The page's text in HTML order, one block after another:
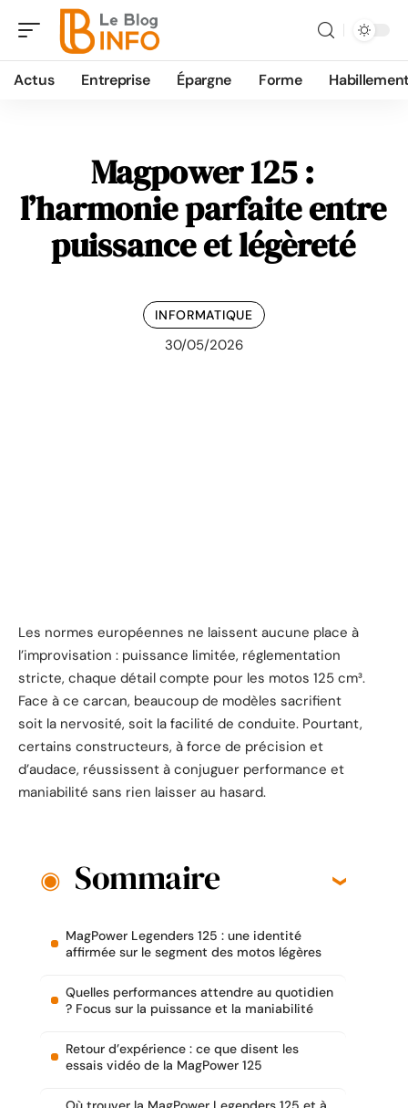
Actus Entreprise Épargne Forme
Magpower 125 :
l’harmonie parfaite entre
puissance et légèreté
INFORMATIQUE
30/05/2026
Les normes européennes ne laissent aucune place à
l’improvisation : puissance limitée, réglementation
stricte, chaque détail compte pour les motos 125 cm³.
Face à ce carcan, beaucoup de modèles sacrifient
soit la nervosité, soit la facilité de conduite. Pourtant,
certains constructeurs, à force de précision et
d’audace, réussissent à conjuguer performance et
maniabilité sans rien laisser au hasard.
Sommaire
MagPower Legenders 125 : une identité
affirmée sur le segment des motos légères
Quelles performances attendre au quotidien
? Focus sur la puissance et la maniabilité
Retour d’expérience : ce que disent les
essais vidéo de la MagPower 125